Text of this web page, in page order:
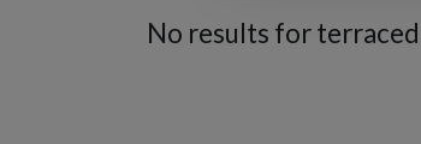
No results for